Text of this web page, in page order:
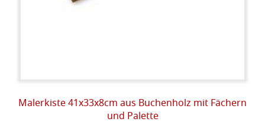
Malerkiste 41x33x8cm aus Buchenholz mit Fächern
und Palette